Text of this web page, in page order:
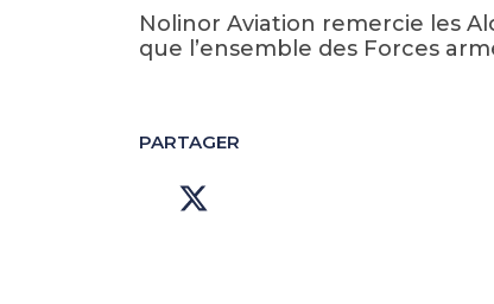
Nolinor Aviation remercie les
que l’ensemble des Forces
PARTAGER